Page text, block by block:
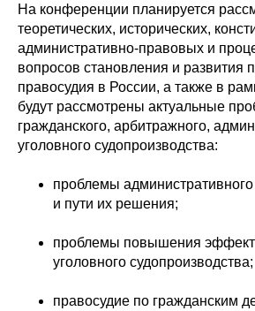
На конференции планируется
теоретических, исторических,
административно-правовых и
вопросов становления и развития
правосудия в России, а также в
будут рассмотрены актуальные
гражданского, арбитражного,
уголовного судопроизводства:
проблемы административного
и пути их решения;
проблемы повышения
уголовного судопроизводства;
правосудие по гражданским